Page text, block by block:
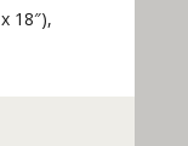
18″),